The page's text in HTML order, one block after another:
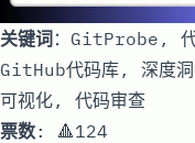
关键词：GitProbe, 代
GitHub代码库, 深度
可视化, 代码审查
票数: 🔺124